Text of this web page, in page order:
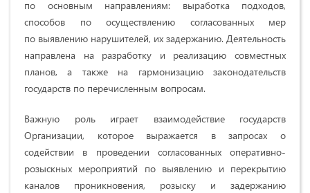
по основным направлениям: выработка подходов,
способов по осуществлению согласованных мер
по выявлению нарушителей, их задержанию. Деятельность
направлена на разработку и реализацию совместных
планов, а также на гармонизацию законодательств
государств по перечисленным вопросам.
Важную роль играет взаимодействие государств
Организации, которое выражается в запросах о
содействии в проведении согласованных оперативно-
розыскных мероприятий по выявлению и перекрытию
каналов проникновения, розыску и задержанию